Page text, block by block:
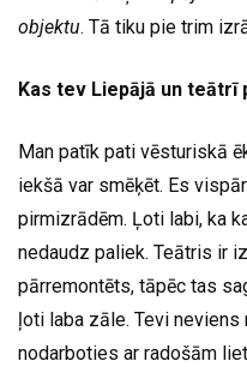
objektu. Tā tiku pie trim
Kas tev Liepājā un teātrī
Man patīk pati vēsturiskā
iekšā var smēķēt. Es
pirmizrādēm. Ļoti labi, ka
nedaudz paliek. Teātris ir
pārremontēts, tāpēc tas
ļoti laba zāle. Tevi
nodarboties ar radošām